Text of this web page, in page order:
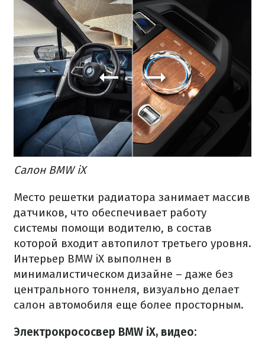
Салон BMW iX
Место решетки радиатора занимает массив
датчиков, что обеспечивает работу
системы помощи водителю, в состав
которой входит автопилот третьего уровня.
Интерьер BMW iX выполнен в
минималистическом дизайне – даже без
центрального тоннеля, визуально делает
салон автомобиля еще более просторным.
Электрокрососвер BMW iX, видео: